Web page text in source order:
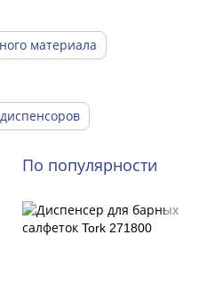
материала
По популярности